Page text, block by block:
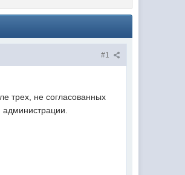
#1
трех, не согласованных